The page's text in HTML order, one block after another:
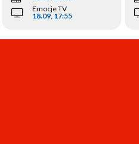
Emocje TV
18.09, 17:55